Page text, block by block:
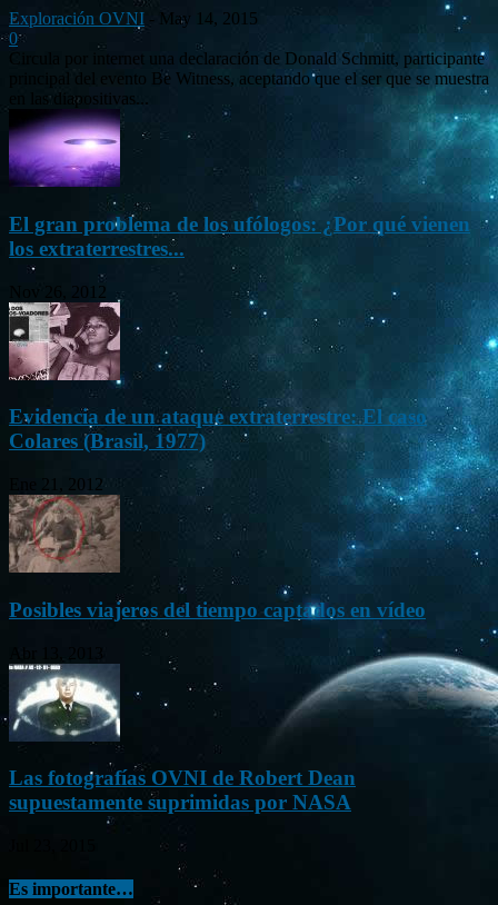
Exploración OVNI - May 14, 2015
0
Circula por internet una declaración de Donald Schmitt, participante
principal del evento Be Witness, aceptando que el ser que se muestra
en las diapositivas...
El gran problema de los ufólogos: ¿Por qué vienen
los extraterrestres...
Nov 26, 2012
Evidencia de un ataque extraterrestre: El caso
Colares (Brasil, 1977)
Ene 21, 2012
Posibles viajeros del tiempo captados en vídeo
Las fotografías OVNI de Robert Dean
supuestamente suprimidas por NASA
Es importante…